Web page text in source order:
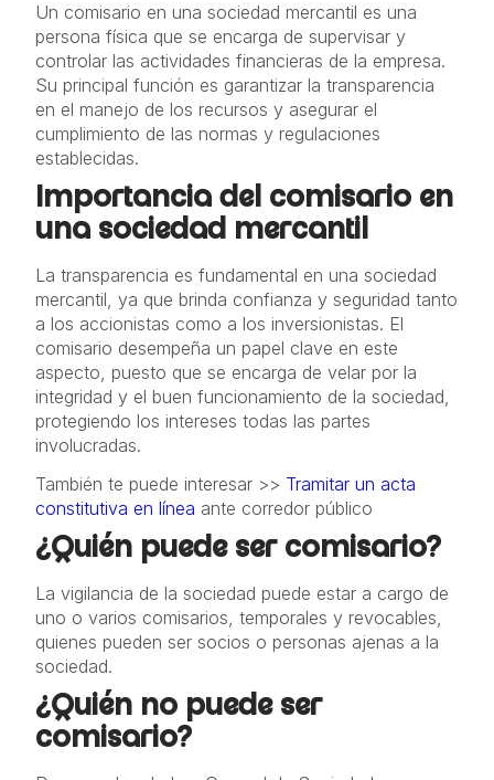
Un comisario en una sociedad mercantil es una
persona física que se encarga de supervisar y
controlar las actividades financieras de la empresa.
Su principal función es garantizar la transparencia
en el manejo de los recursos y asegurar el
cumplimiento de las normas y regulaciones
establecidas.
Importancia del comisario en
una sociedad mercantil
La transparencia es fundamental en una sociedad
mercantil, ya que brinda confianza y seguridad tanto
a los accionistas como a los inversionistas. El
comisario desempeña un papel clave en este
aspecto, puesto que se encarga de velar por la
integridad y el buen funcionamiento de la sociedad,
protegiendo los intereses todas las partes
involucradas.
También te puede interesar >> Tramitar un acta
constitutiva en línea ante corredor público
¿Quién puede ser comisario?
La vigilancia de la sociedad puede estar a cargo de
uno o varios comisarios, temporales y revocables,
quienes pueden ser socios o personas ajenas a la
sociedad.
¿Quién no puede ser
comisario?